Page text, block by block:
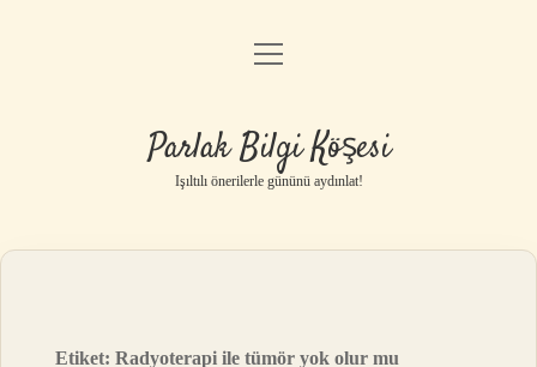
Anasayfa
Yasal Uyarı
menüyü
Parlak Bilgi Köşesi
Işıltılı önerilerle gününü aydınlat!
Etiket:Radyoterapi ile tümör yok olur mu